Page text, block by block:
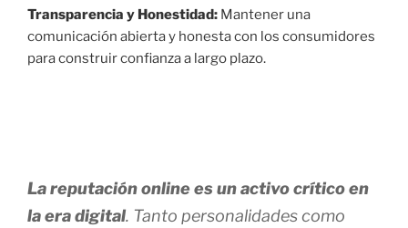
Transparencia y Honestidad: Mantener una
comunicación abierta y honesta con los consumidores
para construir confianza a largo plazo.
La reputación online es un activo crítico en
la era digital. Tanto personalidades como